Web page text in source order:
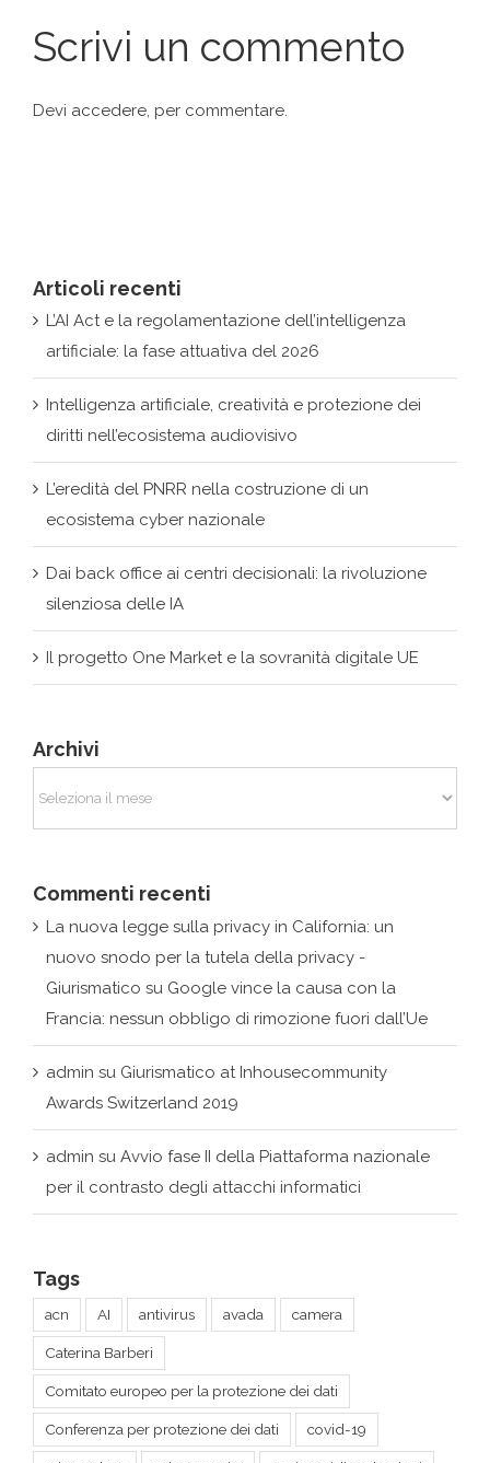
Devi accedere
Intelligenza artificiale, creatività e protezione dei
diritti nell’ecosistema audiovisivo
L’eredità del PNRR nella costruzione di un
ecosistema cyber nazionale
Dai back office ai centri decisionali: la rivoluzione
silenziosa delle IA
Il progetto One Market e la sovranità digitale UE
Archivi
Francia: nessun obbligo di rimozione fuori dall’Ue
adminsuGiurismatico at Inhousecommunity
Awards Switzerland 2019
admin su Avvio fase II della Piattaforma nazionale
per il contrasto degli attacchi informatici
Tags
Caterina Barberi
Comitato europeo per la protezione dei dati
Conferenza per protezione dei dati
criptovalute cybersecurity Dario Guidi Federzioni
data economy Data Governance Act DeepMind